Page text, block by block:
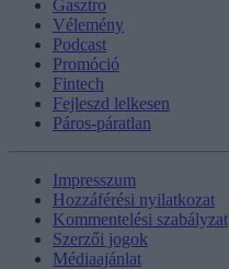
Gasztro
Vélemény
Podcast
Promóció
Fintech
Fejleszd lelkesen
Páros-páratlan
Impresszum
Hozzáférési nyilatkozat
Kommentelési szabályzat
Szerzői jogok
Médiaajánlat